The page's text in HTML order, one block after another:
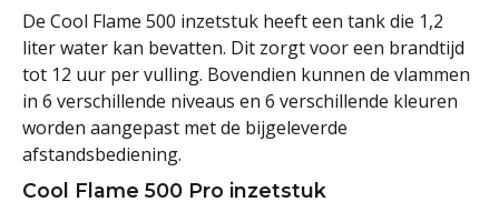
De Cool Flame 500 inzetstuk heeft een tank die 1,2
liter water kan bevatten. Dit zorgt voor een brandtijd
tot 12 uur per vulling. Bovendien kunnen de vlammen
in 6 verschillende niveaus en 6 verschillende kleuren
worden aangepast met de bijgeleverde
afstandsbediening.
Cool Flame 500 Pro inzetstuk